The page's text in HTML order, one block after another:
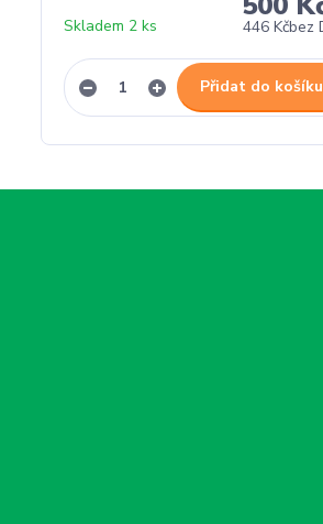
446 Kčbez
Skladem 2 ks
Přidat do košíku